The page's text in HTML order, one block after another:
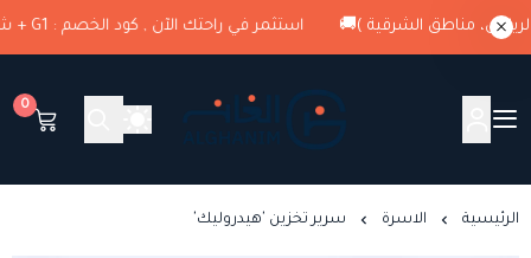
استثمر في راحتك الآن , كود الخصم : G1 + شحن وتوصيل مجاني ( الرياض، مناطق الشرقية )🚚
الغانم للمراتب الطبية
0
الرئيسية الاسرة سرير تخزين 'هيدروليك'